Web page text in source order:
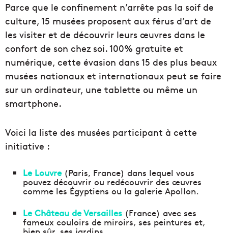
Parce que le confinement n’arrête pas la soif de
culture, 15 musées proposent aux férus d’art de
les visiter et de découvrir leurs œuvres dans le
confort de son chez soi. 100% gratuite et
numérique, cette évasion dans 15 des plus beaux
musées nationaux et internationaux peut se faire
sur un ordinateur, une tablette ou même un
smartphone.
Voici la liste des musées participant à cette
initiative :
Le Louvre(Paris, France) dans lequel vous
pouvez découvrir ou redécouvrir des œuvres
comme les Égyptiens ou la galerie Apollon.
Le Château de Versailles (France) avec ses
fameux couloirs de miroirs, ses peintures et,